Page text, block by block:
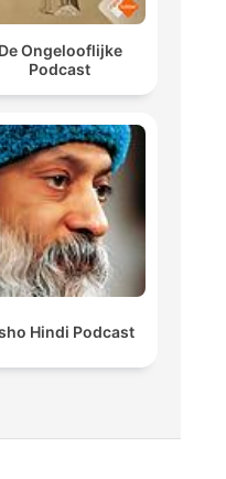
De Ongelooflijke
Podcast
Hindi Podcast